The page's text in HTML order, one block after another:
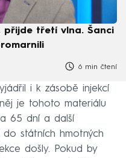
přijde třetí vlna. Šanci
6 min čtení
i k zásobě injekcí
je tohoto materiálu
65 dní a další
státních hmotných
došly. Pokud by